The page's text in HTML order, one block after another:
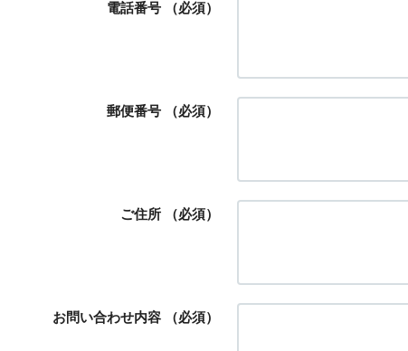
電話番号 （必須）
郵便番号 （必須）
ご住所 （必須）
お問い合わせ内容 （必須）